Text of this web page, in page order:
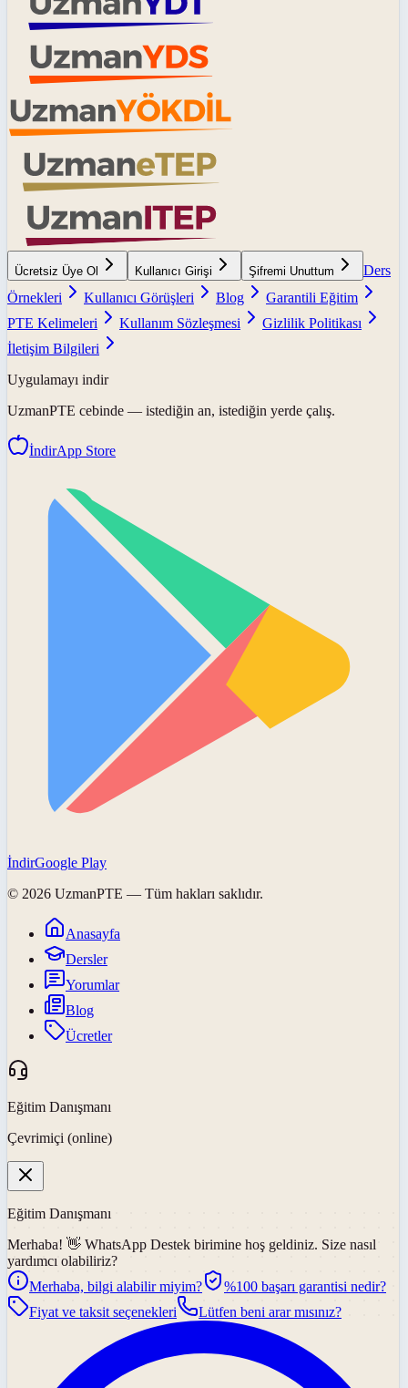
Ücretsiz Üye Ol Kullanıcı Girişi Şifremi Unuttum
Ders
Örnekleri
Kullanıcı Görüşleri Blog
Garantili Eğitim
PTE Kelimeleri
Kullanım Sözleşmesi
Gizlilik Politikası
İletişim Bilgileri
Uygulamayı indir
UzmanPTE cebinde — istediğin an, istediğin yerde çalış.
İndirApp Store
İndirGoogle Play
© 2026 UzmanPTE — Tüm hakları saklıdır.
Anasayfa
Dersler
Yorumlar
Blog
Ücretler
Eğitim Danışmanı
Çevrimiçi (online)
Eğitim Danışmanı
Merhaba! 👋 WhatsApp Destek birimine hoş geldiniz. Size nasıl
yardımcı olabiliriz?
Merhaba, bilgi alabilir miyim?
%100 başarı garantisi nedir?
Fiyat ve taksit seçenekleri
Lütfen beni arar mısınız?